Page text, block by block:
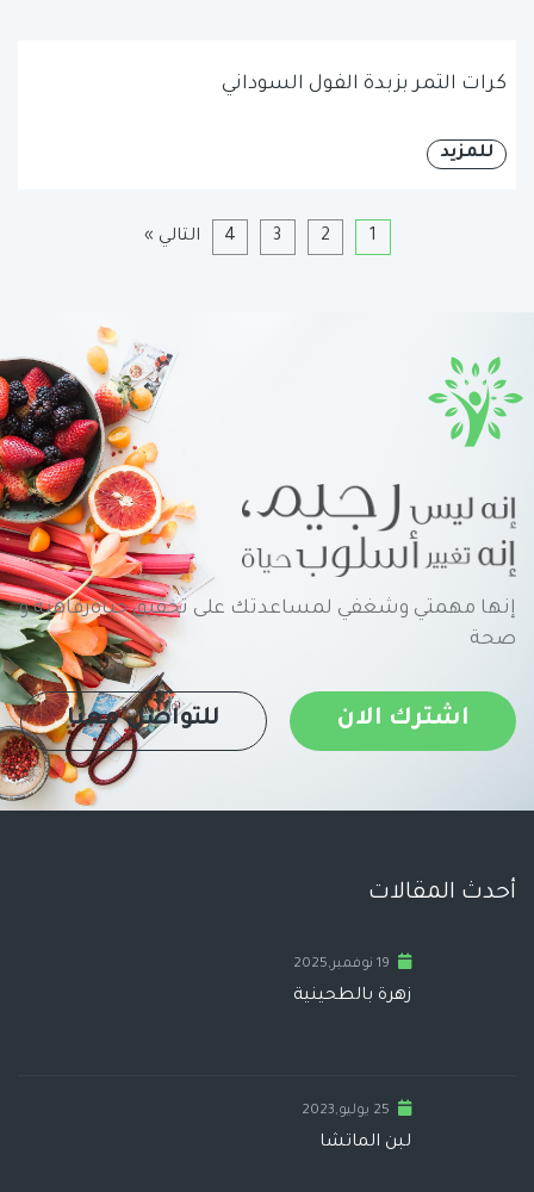
كرات التمر بزبدة الفول السوداني
للمزيد
1
2
3
4 التالي »
إنها مهمتي وشغفي لمساعدتك على تحقيق حياةرفاهية و
صحة
اشترك الان للتواصل معنا
أحدث المقالات
19 نوفمبر,2025
زهرة بالطحينية
25 يوليو,2023
لبن الماتشا